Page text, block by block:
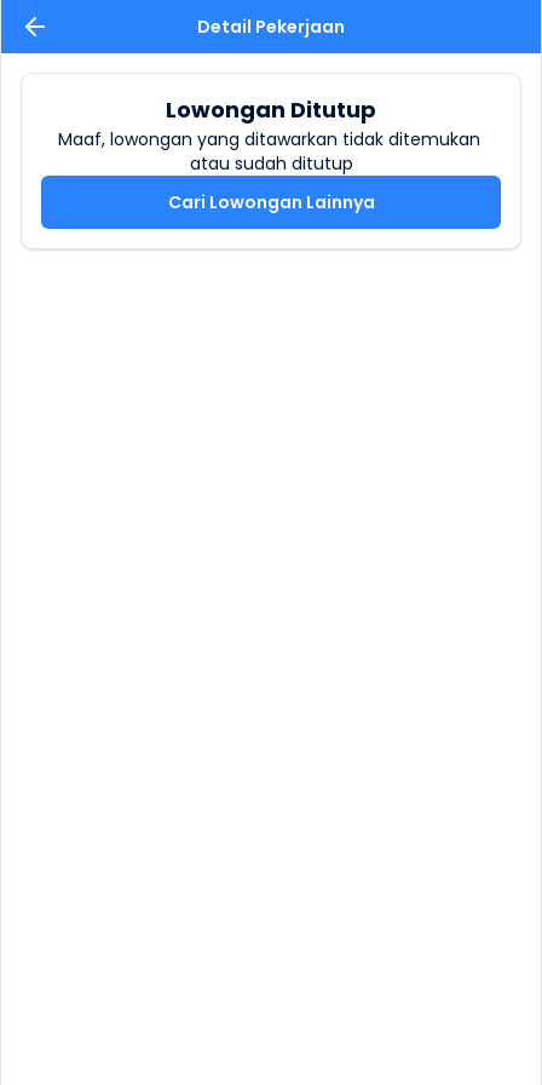
Detail Pekerjaan
Lowongan Ditutup
Maaf, lowongan yang ditawarkan tidak ditemukan
atau sudah ditutup
Cari Lowongan Lainnya